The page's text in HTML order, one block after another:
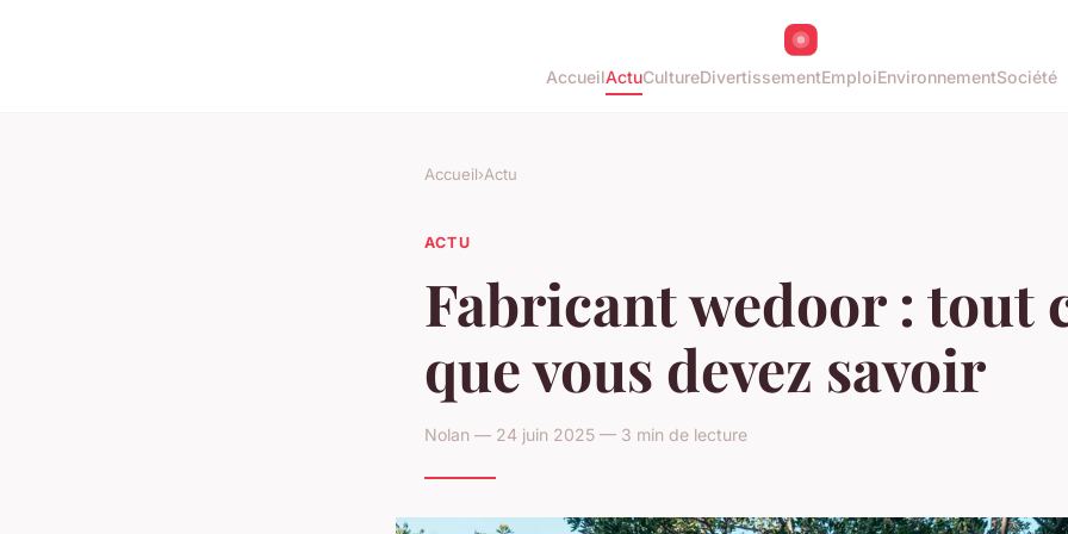
AccueilActuCultureDivertissementEmploiEnvironnementSociété
Accueil›Actu
ACTU
Fabricant wedoor : tout
que vous devez savoir
Nolan — 24 juin 2025 — 3 min de lecture